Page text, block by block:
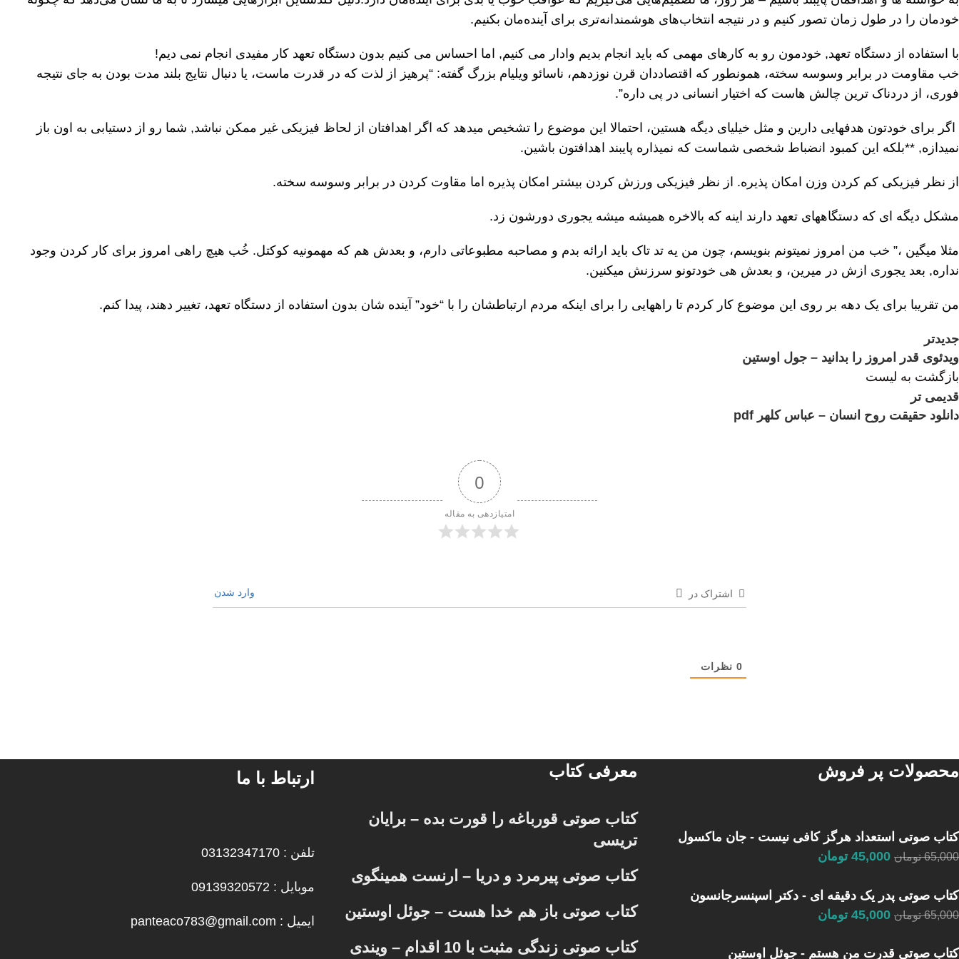
خودمان را در طول زمان تصور کنیم و در نتیجه انتخاب‌های هوشمندانه‌تری برای آینده‌مان بکنیم.
با استفاده از دستگاه تعهد, خودمون رو به کارهای مهمی که باید انجام بدیم وادار می کنیم, اما احساس می کنیم بدون دستگاه تعهد کار مفیدی انجام نمی دیم!
خب مقاومت در برابر وسوسه سخته، همونطور که اقتصاددان قرن نوزدهم، ناسائو ویلیام بزرگ گفته: “پرهیز از لذت که در قدرت ماست، یا دنبال نتایج بلند مدت بودن به جای نتیجه
فوری، از دردناک ترین چالش هاست که اختیار انسانی در پی داره”.
اگر برای خودتون هدفهایی دارین و مثل خیلیای دیگه هستین، احتمالا این موضوع را تشخیص میدهد که اگر اهدافتان از لحاظ فیزیکی غیر ممکن نباشد, شما رو از دستیابی به اون باز
نمیدازه, **بلکه این کمبود انضباط شخصی شماست که نمیذاره پایبند اهدافتون باشین.
از نظر فیزیکی کم کردن وزن امکان پذیره. از نظر فیزیکی ورزش کردن بیشتر امکان پذیره اما مقاوت کردن در برابر وسوسه سخته.
مشکل دیگه ای که دستگاههای تعهد دارند اینه که بالاخره همیشه میشه یجوری دورشون زد.
مثلا میگین ،” خب من امروز نمیتونم بنویسم، چون من یه تد تاک باید ارائه بدم و مصاحبه مطبوعاتی دارم، و بعدش هم که مهمونیه کوکتل. خُب هیچ راهی امروز برای کار کردن وجود
نداره, بعد یجوری ازش در میرین، و بعدش هی خودتونو سرزنش میکنین.
من تقریبا برای یک دهه بر روی این موضوع کار کردم تا راههایی را برای اینکه مردم ارتباطشان را با “خود” آینده شان بدون استفاده از دستگاه تعهد، تغییر دهند، پیدا کنم.
جدیدتر
ویدئوی قدر امروز را بدانید – جول اوستین
بازگشت به لیست
قدیمی تر
دانلود حقیقت روح انسان – عباس کلهر pdf
0
امتیازدهی به مقاله
اشتراک در وارد شدن
0 نظرات
محصولات پر فروش
کتاب صوتی استعداد هرگز کافی نیست - جان ماکسول
65,000 تومان 45,000 تومان
کتاب صوتی پدر یک دقیقه ای - دکتر اسپنسرجانسون
65,000 تومان 45,000 تومان
کتاب صوتی قدرت من هستم - جوئل اوستین
معرفی کتاب
کتاب صوتی قورباغه را قورت بده – برایان
تریسی
کتاب صوتی پیرمرد و دریا – ارنست همینگوی
کتاب صوتی باز هم خدا هست – جوئل اوستین
کتاب صوتی زندگی مثبت با 10 اقدام – ویندی
ارتباط با ما
تلفن : 03132347170
موبایل : 09139320572
ایمیل : panteaco783@gmail.com